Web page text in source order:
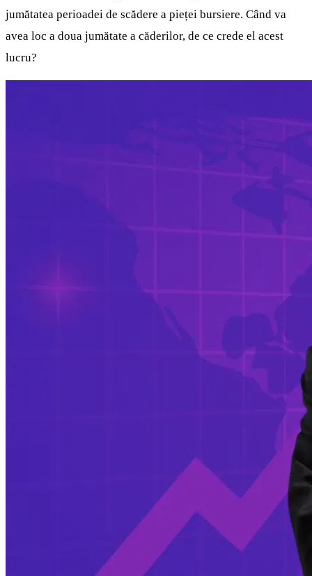
jumătatea perioadei de scădere a pieței bursiere. Când va
avea loc a doua jumătate a căderilor, de ce crede el acest
lucru?